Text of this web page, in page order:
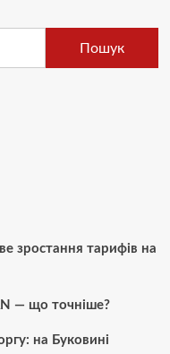
Пошук
зростання тарифів на
— що точніше?
на Буковині